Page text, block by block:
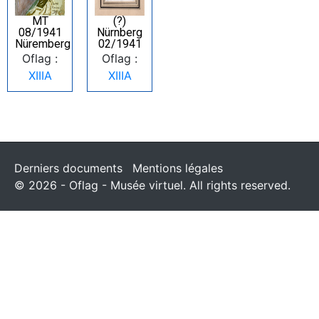
MT
08/1941
Nüremberg
Oflag :
XIIIA
(?)
Nürnberg
02/1941
Oflag :
XIIIA
Derniers documents
Mentions légales
© 2026 - Oflag - Musée virtuel. All rights reserved.